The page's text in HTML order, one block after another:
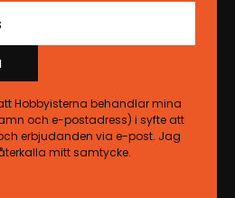
Hobbyisterna behandlar mina
och e-postadress) i syfte att
erbjudanden via e-post. Jag
mitt samtycke.